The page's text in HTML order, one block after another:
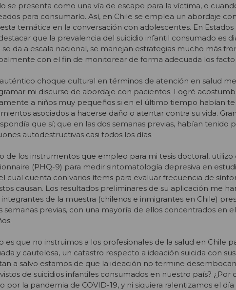
se presenta como una vía de escape para la víctima, o
para consumarlo. Así, en Chile se emplea un abordaje
temática en la conversación con adolescentes. En
que la prevalencia del suicidio infantil consumado es
se da a escala nacional, se manejan estrategias mucho más
con el fin de monitorear de forma adecuada los
auténtico choque cultural en términos de atención en salud
mi discurso de abordaje con pacientes. Logré
a niños muy pequeños si en el último tiempo habían
asociados a hacerse daño o atentar contra su vida.
que sí; que en las dos semanas previas, habían tenido
autodestructivas casi todos los días.
de los instrumentos que empleo para mi tesis doctoral, utilizo
(PHQ-9) para medir sintomatología depresiva en
cual cuenta con varios ítems para evaluar frecuencia de
causan. Los resultados preliminares de su aplicación me
integrantes de la muestra (chilenos e inmigrantes en Chile)
semanas previas, con una mayoría de ellos concentrados en
es que no instruimos a los profesionales de la salud en Chile
y cautelosa, un catastro respecto a ideación suicida con
a salvo estamos de que la ideación no termine
de suicidios infantiles consumados en nuestro país? ¿Por
por la pandemia de COVID-19, y ni siquiera ralentizamos el